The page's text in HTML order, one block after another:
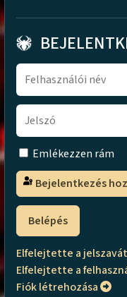
Emlékezzen rám
Bejelentkezés
Belépés
Elfelejtette a
Elfelejtette a
Fiók létrehozása